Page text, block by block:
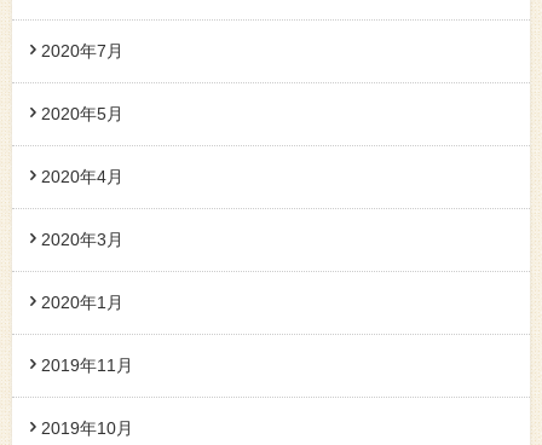
2020年7月
2020年5月
2020年4月
2020年3月
2020年1月
2019年11月
2019年10月